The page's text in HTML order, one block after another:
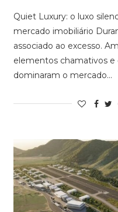
Quiet Luxury: o luxo
mercado imobiliário
associado ao excesso.
elementos chamativos
dominaram o mercado…